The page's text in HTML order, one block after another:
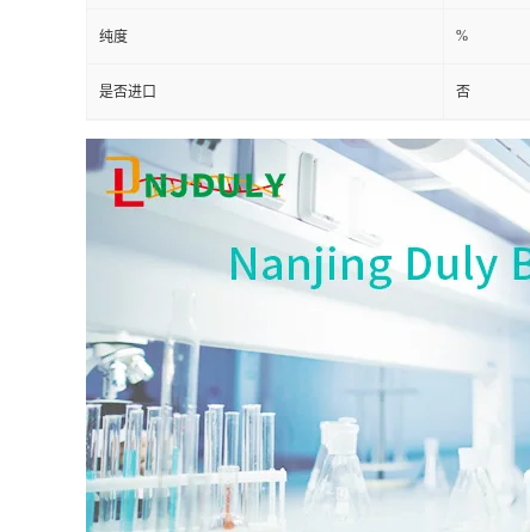
纯度 %
是否进口 否